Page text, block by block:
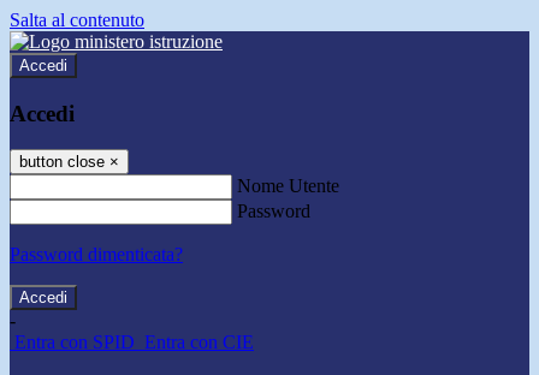
Salta al contenuto
Accedi
Accedi
button close ×
Nome Utente
Password
Password dimenticata?
-
Entra con SPID Entra con CIE